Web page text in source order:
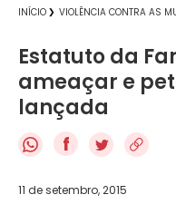
INÍCIO VIOLÊNCIA CONTRA AS
Estatuto da
ameaçar e
lançada
f
11 de setembro, 2015